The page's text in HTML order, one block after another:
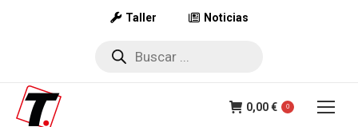
Taller Noticias
Búsqueda
0,00€ 0